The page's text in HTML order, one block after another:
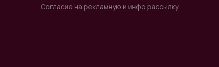
Согласие на рекламную и инфо рассылку